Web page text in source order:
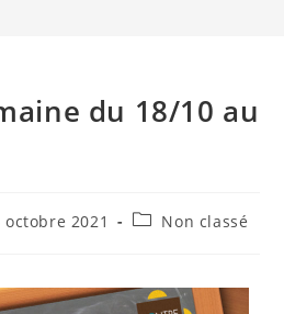
du 18/10 au
octobre 2021 Non classé